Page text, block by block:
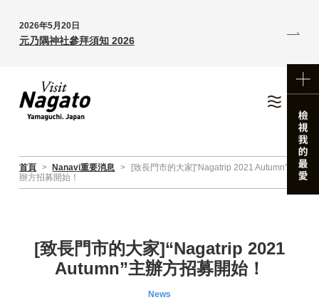
2026年5月20日
元乃隅神社參拜須知 2026
首頁 > Nanavi重要消息 >
[致長門市的大家]“Nagatrip 2021 Autumn”主
辦方招募開始！
[致長門市的大家]“Nagatrip 2021
Autumn”主辦方招募開始！
News